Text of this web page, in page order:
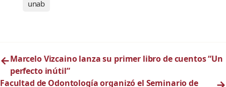
unab
←Marcelo Vizcaino lanza su primer libro de cuentos “Un
perfecto inútil”
Facultad de Odontología organizó el Seminario de